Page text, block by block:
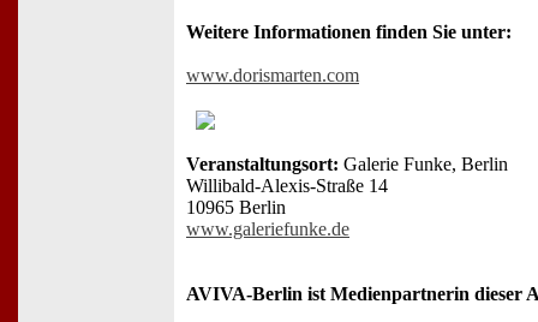
Weitere Informationen finden Sie unter:
www.dorismarten.com
Veranstaltungsort: Galerie Funke, Berlin
Willibald-Alexis-Straße 14
10965 Berlin
www.galeriefunke.de
AVIVA-Berlin ist Medienpartnerin dieser